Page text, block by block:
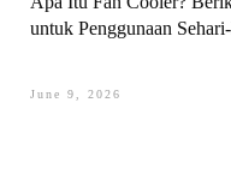
untuk Penggunaan
June 9, 2026